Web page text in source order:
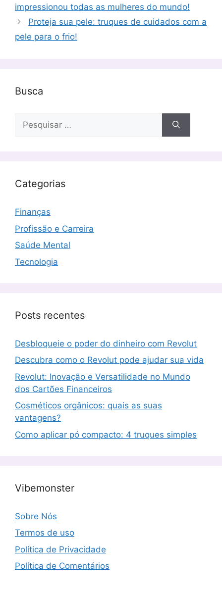
impressionou todas as mulheres do mundo!
Proteja sua pele: truques de cuidados com a
pele para o frio!
Busca
Pesquisar
Categorias
Finanças
Profissão e Carreira
Saúde Mental
Tecnologia
Posts recentes
Desbloqueie o poder do dinheiro com Revolut
Descubra como o Revolut pode ajudar sua vida
Revolut: Inovação e Versatilidade no Mundo
dos Cartões Financeiros
Cosméticos orgânicos: quais as suas
vantagens?
Como aplicar pó compacto: 4 truques simples
Vibemonster
Sobre Nós
Termos de uso
Política de Privacidade
Política de Comentários